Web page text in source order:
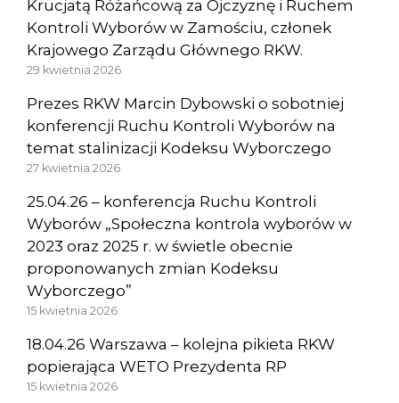
Krucjatą Różańcową za Ojczyznę i Ruchem
Kontroli Wyborów w Zamościu, członek
Krajowego Zarządu Głównego RKW.
29 kwietnia 2026
Prezes RKW Marcin Dybowski o sobotniej
konferencji Ruchu Kontroli Wyborów na
temat stalinizacji Kodeksu Wyborczego
27 kwietnia 2026
25.04.26 – konferencja Ruchu Kontroli
Wyborów „Społeczna kontrola wyborów w
2023 oraz 2025 r. w świetle obecnie
proponowanych zmian Kodeksu
Wyborczego”
15 kwietnia 2026
18.04.26 Warszawa – kolejna pikieta RKW
popierająca WETO Prezydenta RP
15 kwietnia 2026